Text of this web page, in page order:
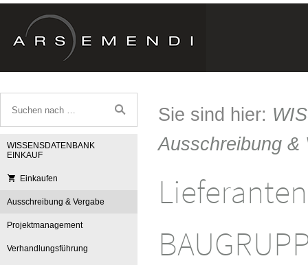
WISSENSDATENBANK
EINKAUF
Einkaufen
Ausschreibung & Vergabe
Projektmanagement
Verhandlungsführung
Sie sind hier:
Ausschreibung &